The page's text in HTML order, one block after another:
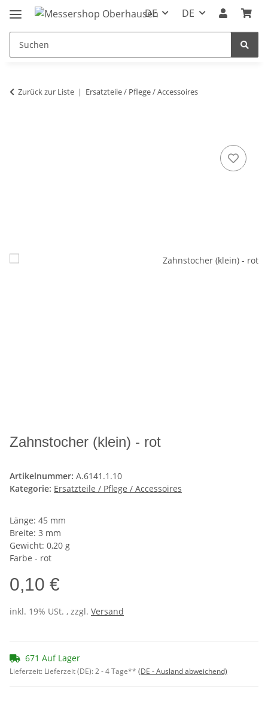
DE DE
Zurück zur Liste Ersatzteile / Pflege / Accessoires
Zahnstocher (klein) - rot
Artikelnummer: A.6141.1.10
Kategorie: Ersatzteile / Pflege / Accessoires
Länge: 45 mm
Breite: 3 mm
Gewicht: 0,20 g
Farbe - rot
0,10 €
inkl. 19% USt. , zzgl. Versand
671 Auf Lager
Lieferzeit: Lieferzeit (DE): 2 - 4 Tage** (DE - Ausland abweichend)